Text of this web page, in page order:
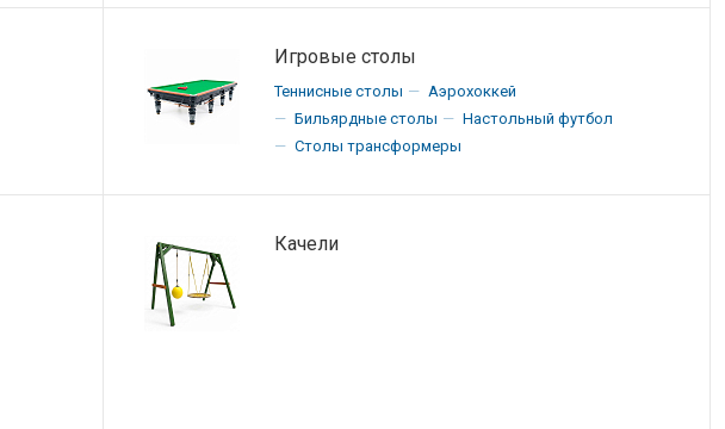
Игровые столы
Теннисные столы
Аэрохоккей
Бильярдные столы
Настольный футбол
Столы трансформеры
Качели